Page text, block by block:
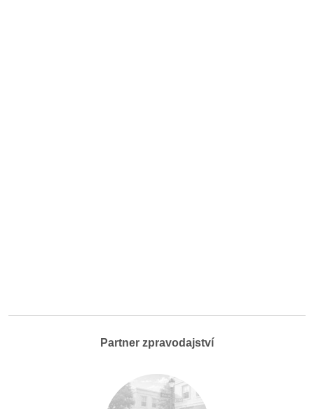
Partner zpravodajství